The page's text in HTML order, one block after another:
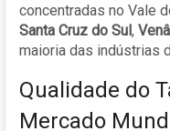
concentradas no Vale
Santa Cruz do Sul,
maioria das indústrias
Qualidade do
Mercado